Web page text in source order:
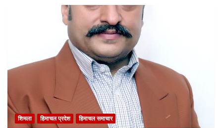
शिमला हिमाचल प्रदेश हिमाचल समाचार